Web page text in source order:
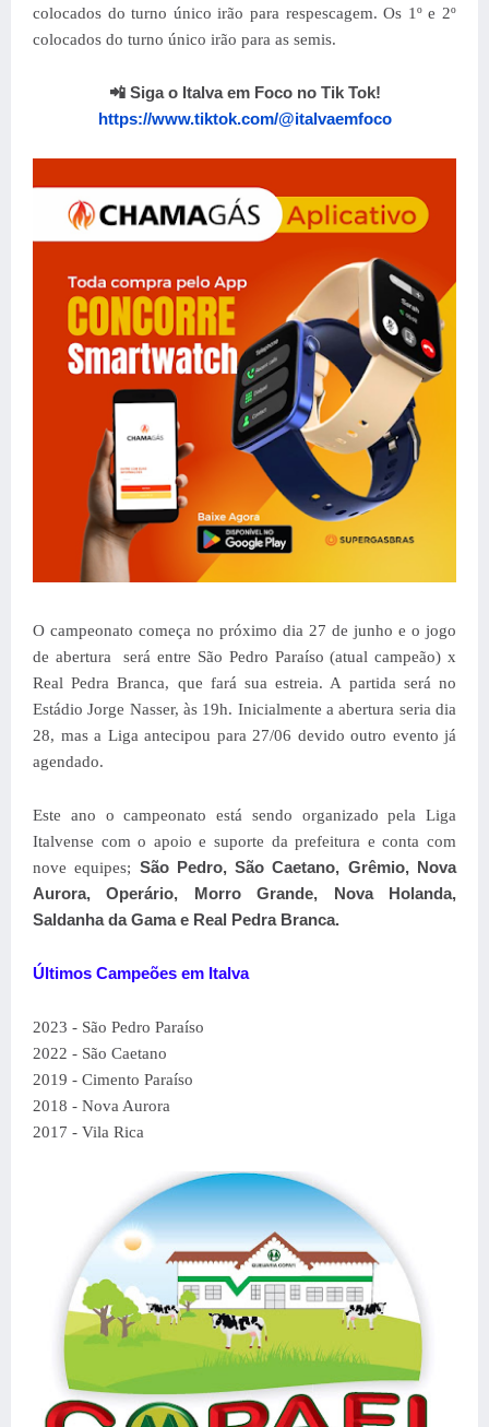
colocados do turno único irão para respescagem. Os 1º e 2º
colocados do turno único irão para as semis.
📲 Siga o Italva em Foco no Tik Tok!
https://www.tiktok.com/@italvaemfoco
O campeonato começa no próximo dia 27 de junho e o jogo
de abertura será entre São Pedro Paraíso (atual campeão) x
Real Pedra Branca, que fará sua estreia. A partida será no
Estádio Jorge Nasser, às 19h. Inicialmente a abertura seria dia
28, mas a Liga antecipou para 27/06 devido outro evento já
agendado.
Este ano o campeonato está sendo organizado pela Liga
Italvense com o apoio e suporte da prefeitura e conta com
nove equipes; São Pedro, São Caetano, Grêmio, Nova
Aurora, Operário, Morro Grande, Nova Holanda,
Saldanha da Gama e Real Pedra Branca.
Últimos Campeões em Italva
2023 - São Pedro Paraíso
2022 - São Caetano
2019 - Cimento Paraíso
2018 - Nova Aurora
2017 - Vila Rica